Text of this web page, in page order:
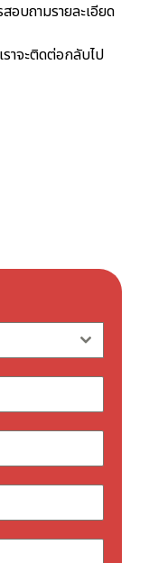
อบถามรายละเอียด
าจะติดต่อกลับไป